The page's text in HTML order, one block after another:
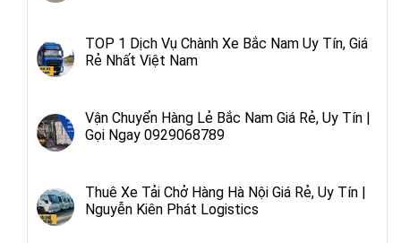
TOP 1 Dịch Vụ Chành Xe Bắc Nam Uy Tín, Giá
Rẻ Nhất Việt Nam
Vận Chuyển Hàng Lẻ Bắc Nam Giá Rẻ, Uy Tín |
Gọi Ngay 0929068789
Thuê Xe Tải Chở Hàng Hà Nội Giá Rẻ, Uy Tín |
Nguyễn Kiên Phát Logistics